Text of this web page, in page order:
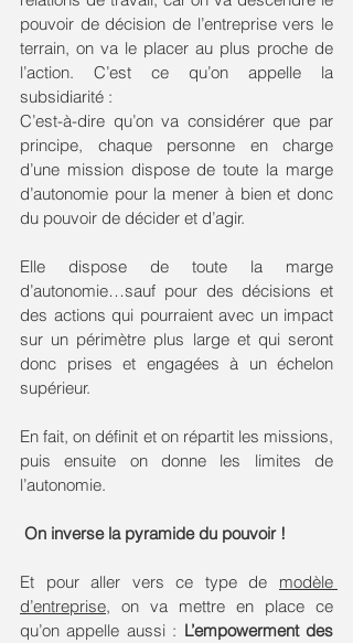
pouvoir de décision de l’entreprise vers le
terrain, on va le placer au plus proche de
l’action. C’est ce qu’on appelle la
subsidiarité :
C’est-à-dire qu’on va considérer que par
principe, chaque personne en charge
d’une mission dispose de toute la marge
d’autonomie pour la mener à bien et donc
du pouvoir de décider et d’agir.
Elle dispose de toute la marge
d’autonomie…sauf pour des décisions et
des actions qui pourraient avec un impact
sur un périmètre plus large et qui seront
donc prises et engagées à un échelon
supérieur.
En fait, on définit et on répartit les missions,
puis ensuite on donne les limites de
l’autonomie.
On inverse la pyramide du pouvoir !
Et pour aller vers ce type de modèle
d’entreprise, on va mettre en place ce
qu’on appelle aussi : L’empowerment des